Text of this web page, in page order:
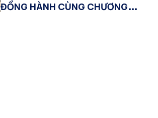
ĐỒNG HÀNH CÙNG CHƯƠNG